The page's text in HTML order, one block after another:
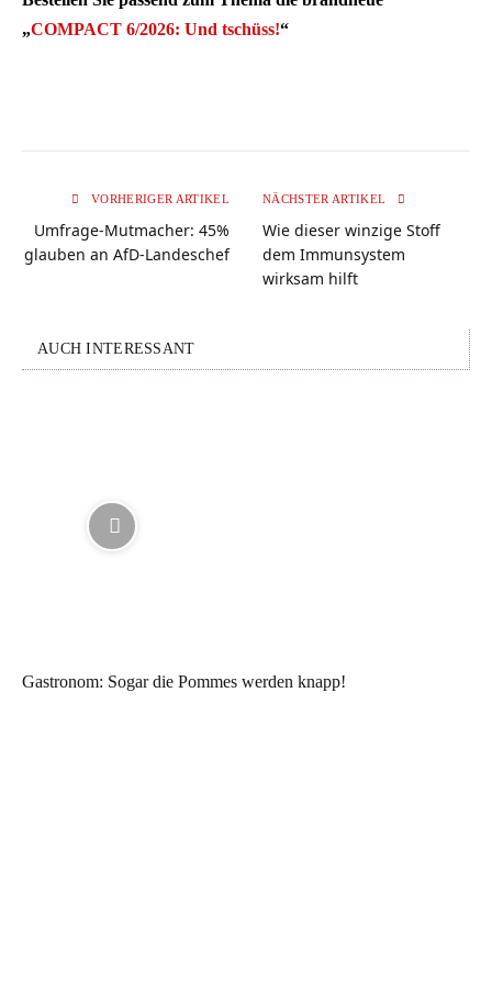
„COMPACT 6/2026: Und tschüss!“
VORHERIGER ARTIKEL
Umfrage-Mutmacher: 45%
glauben an AfD-Landeschef
NÄCHSTER ARTIKEL
Wie dieser winzige Stoff
dem Immunsystem
wirksam hilft
AUCH INTERESSANT
Gastronom: Sogar die Pommes werden knapp!